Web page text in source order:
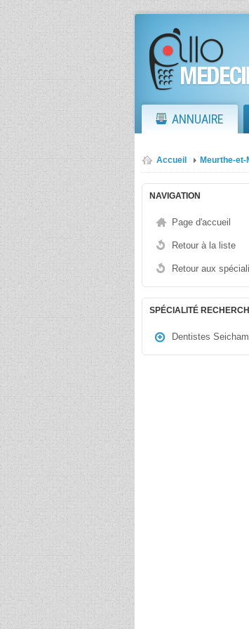
ANNUAIRE
Accueil Meurthe-et-
NAVIGATION
Page d'accueil
Retour à la liste
Retour aux
SPÉCIALITÉ
Dentistes